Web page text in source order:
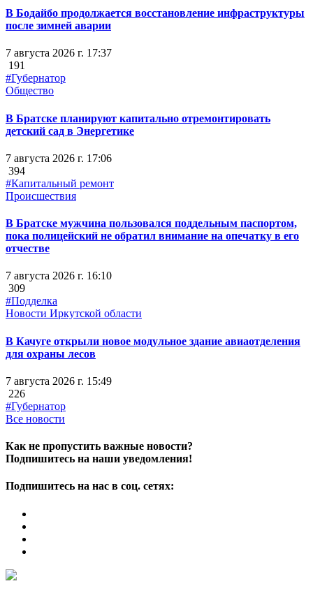
В Бодайбо продолжается восстановление инфраструктуры
после зимней аварии
7 августа 2026 г. 17:37
191
#Губернатор
Общество
В Братске планируют капитально отремонтировать
детский сад в Энергетике
7 августа 2026 г. 17:06
394
#Капитальный ремонт
Происшествия
В Братске мужчина пользовался поддельным паспортом,
пока полицейский не обратил внимание на опечатку в его
отчестве
7 августа 2026 г. 16:10
309
#Подделка
Новости Иркутской области
В Качуге открыли новое модульное здание авиаотделения
для охраны лесов
7 августа 2026 г. 15:49
226
#Губернатор
Все новости
Как не пропустить важные новости?
Подпишитесь на наши уведомления!
Подпишитесь на нас в соц. сетях: